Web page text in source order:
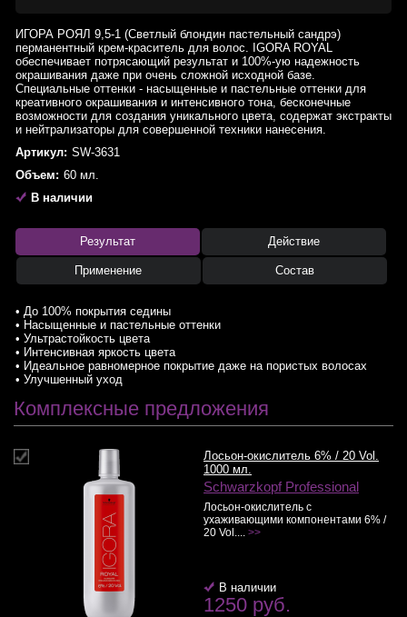
ИГОРА РОЯЛ 9,5-1 (Светлый блондин пастельный сандрэ)
перманентный крем-краситель для волос. IGORA ROYAL
обеспечивает потрясающий результат и 100%-ую надежность
окрашивания даже при очень сложной исходной базе.
Специальные оттенки - насыщенные и пастельные оттенки для
креативного окрашивания и интенсивного тона, бесконечные
возможности для создания уникального цвета, содержат экстракты
и нейтрализаторы для совершенной техники нанесения.
Артикул: SW-3631
Объем: 60 мл.
В наличии
Результат Действие
Применение Состав
• До 100% покрытия седины
• Насыщенные и пастельные оттенки
• Ультрастойкость цвета
• Интенсивная яркость цвета
• Идеальное равномерное покрытие даже на пористых волосах
• Улучшенный уход
Комплексные предложения
Лосьон-окислитель 6% / 20 Vol.
1000 мл.
Schwarzkopf Professional
Лосьон-окислитель с
ухаживающими компонентами 6% /
20 Vol.... >>
В наличии
1250 руб.